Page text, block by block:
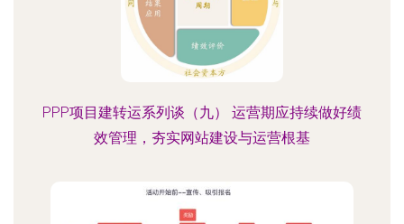
PPP项目建转运系列谈（九） 运营期应持续做好绩
效管理，夯实网站建设与运营根基